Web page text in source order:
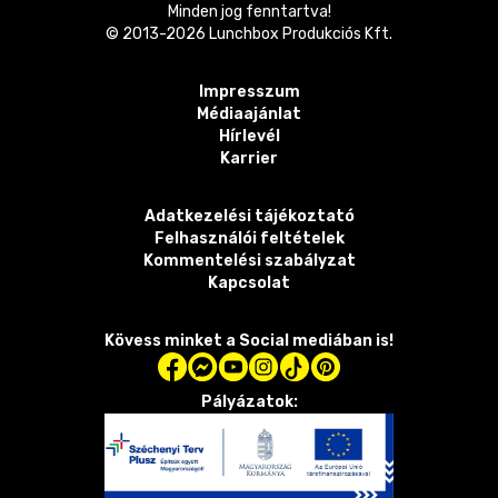
Minden jog fenntartva!
© 2013-2026 Lunchbox Produkciós Kft.
Impresszum
Médiaajánlat
Hírlevél
Karrier
Adatkezelési tájékoztató
Felhasználói feltételek
Kommentelési szabályzat
Kapcsolat
Kövess minket a Social mediában is!
Pályázatok: